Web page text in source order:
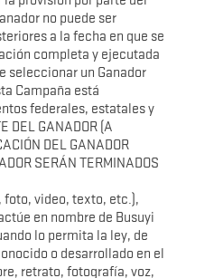
no puede ser
a la fecha en que se
completa y ejecutada
seleccionar un Ganador
Campaña está
federales, estatales y
DEL GANADOR (A
DEL GANADOR
SERÁN TERMINADOS
foto, video, texto, etc.),
en nombre de Busuyi
lo permita la ley, de
o desarrollado en el
retrato, fotografía, voz,